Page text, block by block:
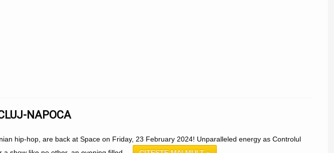
NAPOCA
hip-hop, are back at Space on Friday, 23 February 2024! Unparalleled energy as Controlul